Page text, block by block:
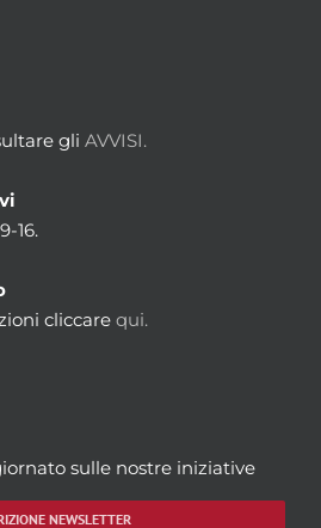
gli AVVISI.
16.
cliccare qui.
sulle nostre iniziative
NEWSLETTER